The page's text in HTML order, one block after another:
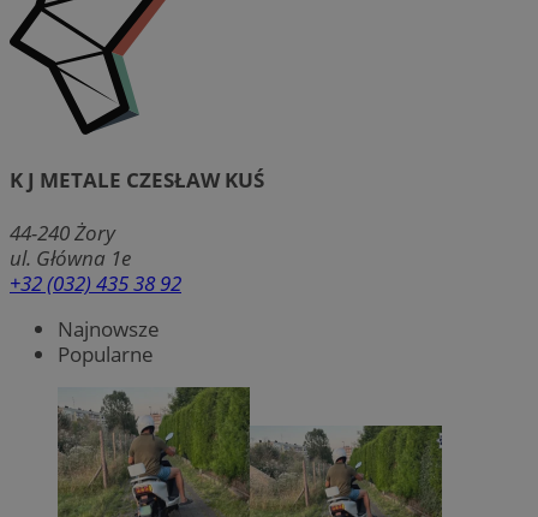
K J METALE CZESŁAW KUŚ
44-240Żory
ul. Główna 1e
+32 (032) 435 38 92
Najnowsze
Popularne